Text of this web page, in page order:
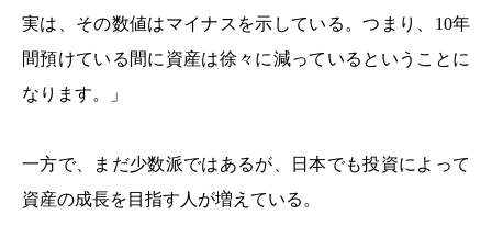
実は、その数値はマイナスを示している。つまり、10年
間預けている間に資産は徐々に減っているということに
なります。」
一方で、まだ少数派ではあるが、日本でも投資によって
資産の成長を目指す人が増えている。